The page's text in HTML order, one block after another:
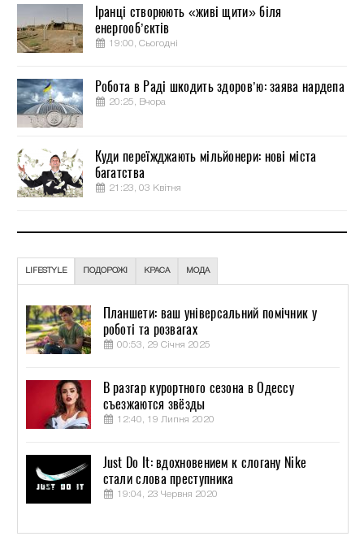
Іранці створюють «живі щити» біля
енергооб’єктів
19:00, Сьогодні
Робота в Раді шкодить здоров’ю: заява нардепа
20:25, Вчора
Куди переїжджають мільйонери: нові міста
багатства
21:23, 03 Квітня
LIFESTYLE ПОДОРОЖІ КРАСА МОДА
Планшети: ваш універсальний помічник у
роботі та розвагах
00:53, 29 Січня 2025
В разгар курортного сезона в Одессу
съезжаются звёзды
12:40, 19 Липня 2020
Just Do It: вдохновением к слогану Nike
стали слова преступника
19:04, 23 Червня 2020